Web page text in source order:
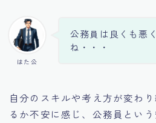
はた公
公務員は良くも悪
ね・・・
自分のスキルや考え方が変わ
るか不安に感じ、公務員とい